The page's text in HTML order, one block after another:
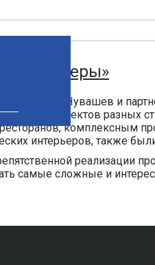
и партнеры»
мастерская «Чувашев и
объектов разных
комплексным
интерьеров, также
реализации
самые сложные и